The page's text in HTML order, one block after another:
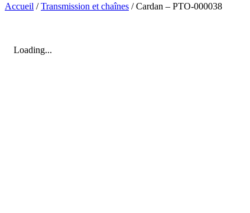
Accueil /Transmission et chaînes / Cardan – PTO-000038
Loading...